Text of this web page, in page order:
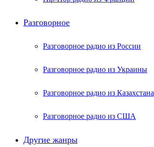
Разговорное
Разговорное радио из России
Разговорное радио из Украины
Разговорное радио из Казахстана
Разговорное радио из США
Другие жанры